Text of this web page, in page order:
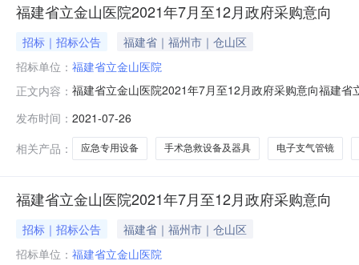
福建省立金山医院2021年7月至12月政府采购意向
招标｜招标公告
福建省｜福州市｜仓山区
招标单位： 福建省立金山医院
正文内容： 福建省立金山医院2021年7月至12月政府采购意向福建
（财库〔2020〕10号）、《福建省财政厅关于开展政府
发布时间： 2021-07-26
相关产品：
应急专用设备 手术急救设备及器具 电子支气管镜
福建省立金山医院2021年7月至12月政府采购意向
招标｜招标公告
福建省｜福州市｜仓山区
招标单位： 福建省立金山医院